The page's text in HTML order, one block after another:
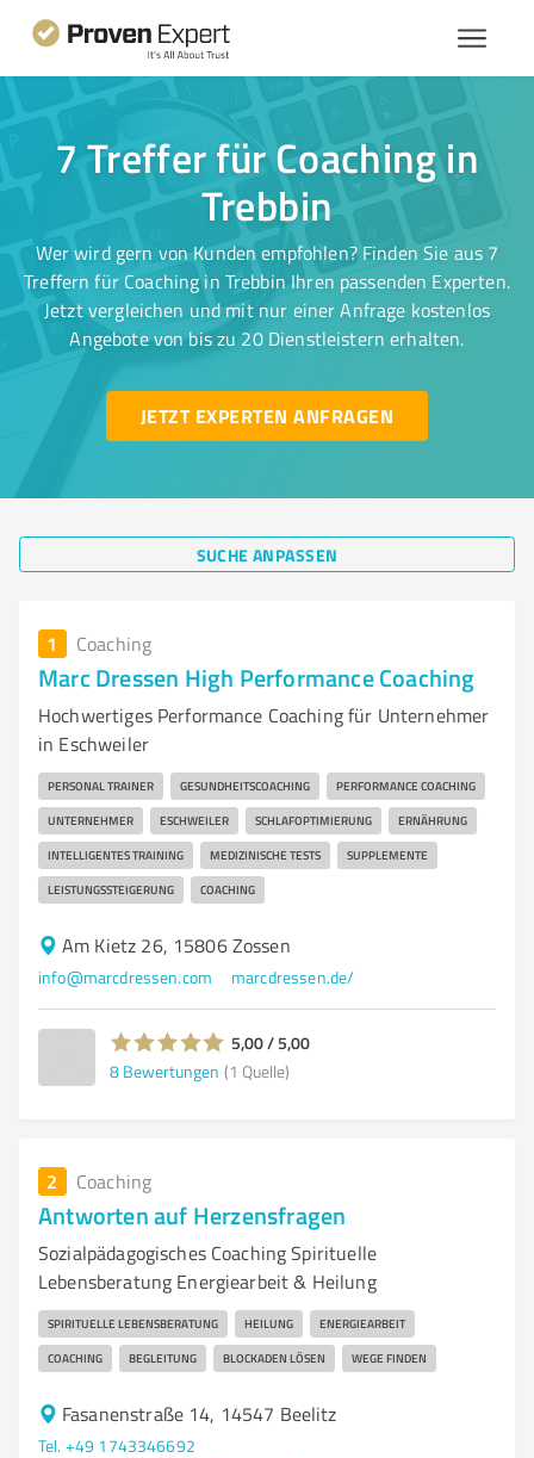
7 Treffer für Coaching in
Trebbin
Wer wird gern von Kunden empfohlen? Finden Sie aus 7
Treffern für Coaching in Trebbin Ihren passenden Experten.
Jetzt vergleichen und mit nur einer Anfrage kostenlos
Angebote von bis zu 20 Dienstleistern erhalten.
JETZT EXPERTEN ANFRAGEN
SUCHE ANPASSEN
1 Coaching
Marc Dressen High Performance Coaching
Hochwertiges Performance Coaching für Unternehmer
in Eschweiler
PERSONAL TRAINER GESUNDHEITSCOACHING PERFORMANCE COACHING
UNTERNEHMER ESCHWEILER SCHLAFOPTIMIERUNG ERNÄHRUNG
INTELLIGENTES TRAINING MEDIZINISCHE TESTS SUPPLEMENTE
LEISTUNGSSTEIGERUNG COACHING
Am Kietz 26, 15806 Zossen
info@marcdressen.com marcdressen.de/
5,00 / 5,00
8 Bewertungen (1 Quelle)
2 Coaching
Antworten auf Herzensfragen
Sozialpädagogisches Coaching Spirituelle
Lebensberatung Energiearbeit & Heilung
SPIRITUELLE LEBENSBERATUNG HEILUNG ENERGIEARBEIT
COACHING BEGLEITUNG BLOCKADEN LÖSEN WEGE FINDEN
Fasanenstraße 14, 14547 Beelitz
Tel. +49 1743346692